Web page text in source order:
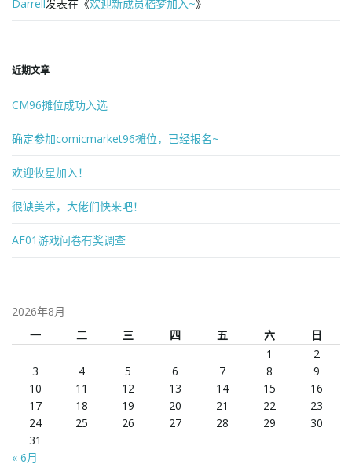
Darrell发表在《欢迎新成员嵇梦加入~》
近期文章
CM96摊位成功入选
确定参加comicmarket96摊位，已经报名~
欢迎牧星加入！
很缺美术，大佬们快来吧！
AF01游戏问卷有奖调查
2026年8月
一
二 三 四 五 六
日
1
2
3
4 5 6 7 8
9
10
11 12 13 14 15
16
17
18 19 20 21 22
23
24
25 26 27 28 29
30
31
« 6月